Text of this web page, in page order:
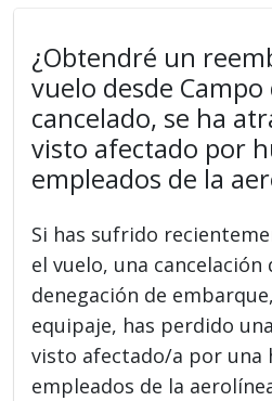
¿Obtendré un
vuelo desde
cancelado, se ha
visto afectado por
empleados de la
Si has sufrido
el vuelo, una cancelación
denegación de
equipaje, has perdido
visto afectado/a por una
empleados de la